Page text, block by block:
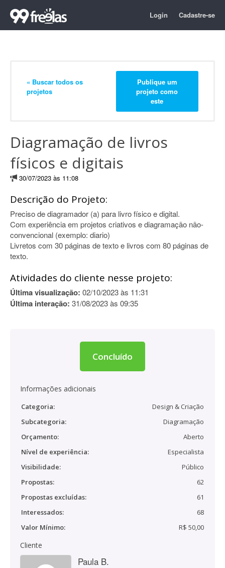
Login Cadastre-se
« Buscar todos os
projetos
Publique um
projeto como
este
Diagramação de livros
físicos e digitais
30/07/2023 às 11:08
Descrição do Projeto:
Preciso de diagramador (a) para livro físico e digital.
Com experiência em projetos criativos e diagramação não-
convencional (exemplo: diario)
Livretos com 30 páginas de texto e livros com 80 páginas de
texto.
Atividades do cliente nesse projeto:
Última visualização: 02/10/2023 às 11:31
Última interação: 31/08/2023 às 09:35
Concluído
Informações adicionais
Categoria:
Design & Criação
Subcategoria:
Diagramação
Orçamento:
Aberto
Nível de experiência:
Especialista
Visibilidade:
Público
Propostas:
62
Propostas excluídas:
61
Interessados:
68
Valor Mínimo:
R$ 50,00
Cliente
Paula B.